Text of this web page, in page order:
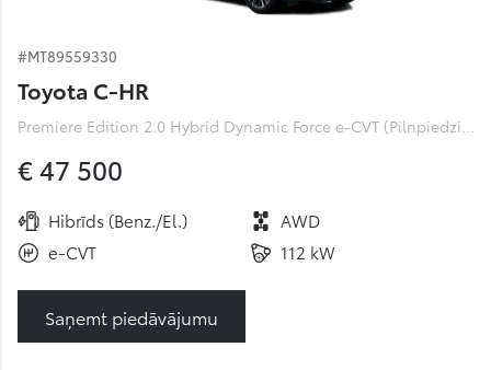
#MT89559330
Toyota C-HR
Premiere Edition 2.0 Hybrid Dynamic Force e-CVT (Pilnpiedziņa) (112 kW)
€ 47 500
Hibrīds (Benz./El.)
AWD
e-CVT
112 kW
Saņemt piedāvājumu